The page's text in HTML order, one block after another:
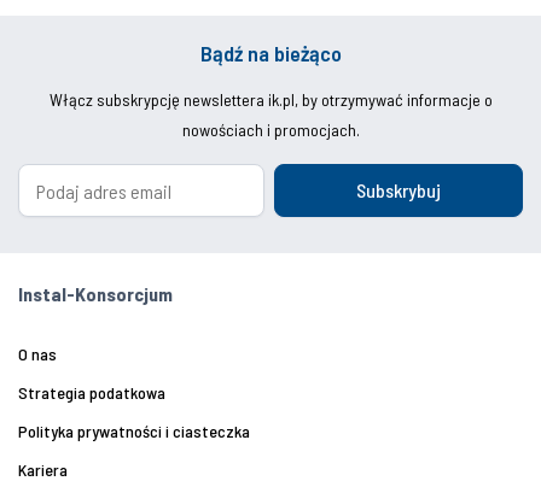
Bądź na bieżąco
Włącz subskrypcję newslettera ik.pl, by otrzymywać informacje o
nowościach i promocjach.
Subskrybuj
Instal-Konsorcjum
O nas
Strategia podatkowa
Polityka prywatności i ciasteczka
Kariera